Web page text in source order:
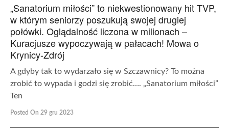
„Sanatorium miłości” to niekwestionowany hit TVP,
w którym seniorzy poszukują swojej drugiej
połówki. Oglądalność liczona w milionach –
Kuracjusze wypoczywają w pałacach! Mowa o
Krynicy-Zdrój
A gdyby tak to wydarzało się w Szczawnicy? To można
zrobić to wypada i godzi się zrobić…. „Sanatorium miłości”
Ten
Posted On 29 gru 2023